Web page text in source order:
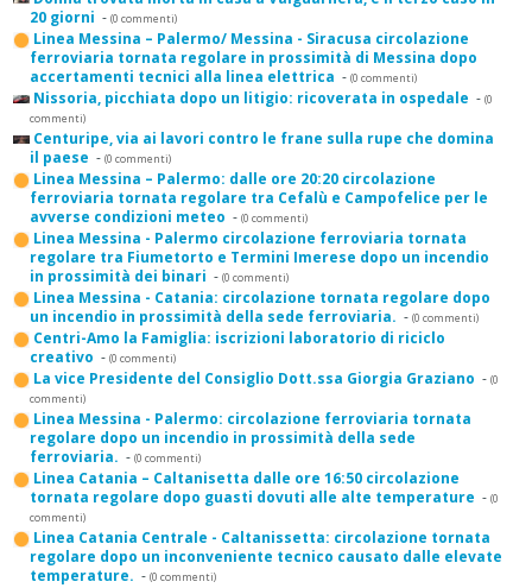
20 giorni - (0 commenti)
Linea Messina – Palermo/ Messina - Siracusa circolazione
ferroviaria tornata regolare in prossimità di Messina dopo
accertamenti tecnici alla linea elettrica - (0 commenti)
Nissoria, picchiata dopo un litigio: ricoverata in ospedale - (0
commenti)
Centuripe, via ai lavori contro le frane sulla rupe che domina
il paese - (0 commenti)
Linea Messina – Palermo: dalle ore 20:20 circolazione
ferroviaria tornata regolare tra Cefalù e Campofelice per le
avverse condizioni meteo - (0 commenti)
Linea Messina - Palermo circolazione ferroviaria tornata
regolare tra Fiumetorto e Termini Imerese dopo un incendio
in prossimità dei binari - (0 commenti)
Linea Messina - Catania: circolazione tornata regolare dopo
un incendio in prossimità della sede ferroviaria. - (0 commenti)
Centri-Amo la Famiglia: iscrizioni laboratorio di riciclo
creativo - (0 commenti)
La vice Presidente del Consiglio Dott.ssa Giorgia Graziano - (0
commenti)
Linea Messina - Palermo: circolazione ferroviaria tornata
regolare dopo un incendio in prossimità della sede
ferroviaria. - (0 commenti)
Linea Catania – Caltanisetta dalle ore 16:50 circolazione
tornata regolare dopo guasti dovuti alle alte temperature - (0
commenti)
Linea Catania Centrale - Caltanissetta: circolazione tornata
regolare dopo un inconveniente tecnico causato dalle elevate
temperature. - (0 commenti)